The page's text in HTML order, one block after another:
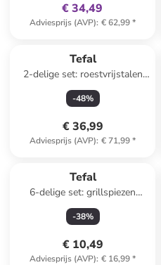
€ 34,49
Adviesprijs (AVP): € 62,99*
Tefal
2-delige set: roestvrijstalen
pan met deksel "Duetto" - Ø
24 cm
-48%
€ 36,99
Adviesprijs (AVP): € 71,99*
Tefal
6-delige set: grillspiezen
zilverkleurig - (H)42 cm
-38%
€ 10,49
Adviesprijs (AVP): € 16,99*